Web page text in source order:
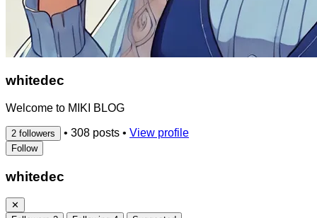
whitedec
Welcome to MIKI BLOG
2 followers • 308 posts • View profile
Follow
whitedec
✕